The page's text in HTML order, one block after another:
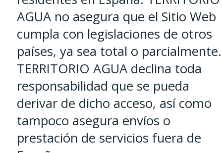
AGUA no asegura que el Sitio Web
cumpla con legislaciones de otros
países, ya sea total o parcialmente.
TERRITORIO AGUA declina toda
responsabilidad que se pueda
derivar de dicho acceso, así como
tampoco asegura envíos o
prestación de servicios fuera de